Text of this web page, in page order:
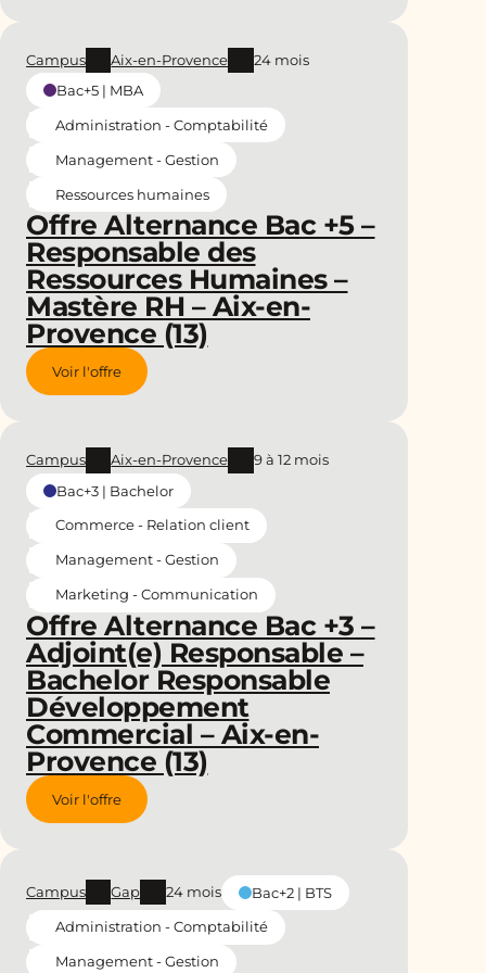
Offre Alternance Bac +5 –
Responsable des
Ressources Humaines –
Mastère RH – Aix-en-
Provence (13)
Campus Aix-en-Provence
24 mois
Bac+5 | MBA
Administration - Comptabilité
Management - Gestion
Ressources humaines
Voir l'offre
Offre Alternance Bac +3 –
Adjoint(e) Responsable –
Bachelor Responsable
Développement
Commercial – Aix-en-
Provence (13)
Campus Aix-en-Provence
9 à 12 mois
Bac+3 | Bachelor
Commerce - Relation client
Management - Gestion
Marketing - Communication
Voir l'offre
Campus Gap 24 mois
Bac+2 | BTS
Administration - Comptabilité
Management - Gestion